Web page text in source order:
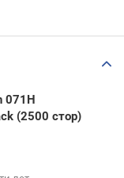
071H
(2500 стор)